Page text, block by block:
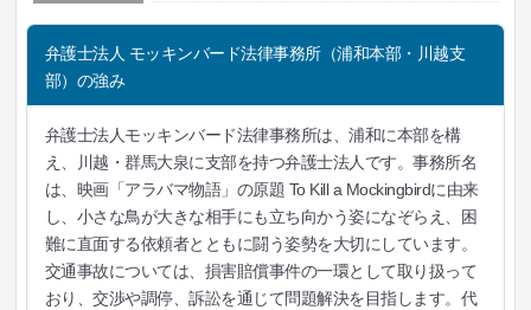
弁護士法人 モッキンバード法律事務所（浦和本部・川越支
部）の強み
弁護士法人モッキンバード法律事務所は、浦和に本部を構
え、川越・群馬大泉に支部を持つ弁護士法人です。事務所名
は、映画「アラバマ物語」の原題 To Kill a Mockingbirdに由来
し、小さな鳥が大きな相手にも立ち向かう姿になぞらえ、困
難に直面する依頼者とともに闘う姿勢を大切にしています。
交通事故については、損害賠償事件の一環として取り扱って
おり、交渉や調停、訴訟を通じて問題解決を目指します。代